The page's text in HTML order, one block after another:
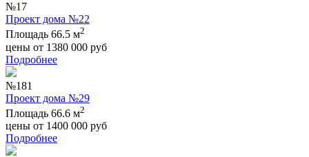
№17
Проект дома №22
Площадь 66.5 м2
цены от 1380 000 руб
Подробнее
№181
Проект дома №29
Площадь 66.6 м2
цены от 1400 000 руб
Подробнее